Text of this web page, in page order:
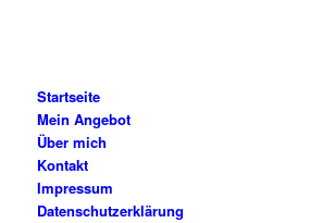
Startseite
Mein Angebot
Über mich
Kontakt
Impressum
Datenschutzerklärung